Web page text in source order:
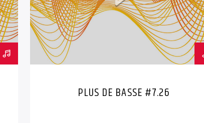
PLUS DE BASSE #7.26